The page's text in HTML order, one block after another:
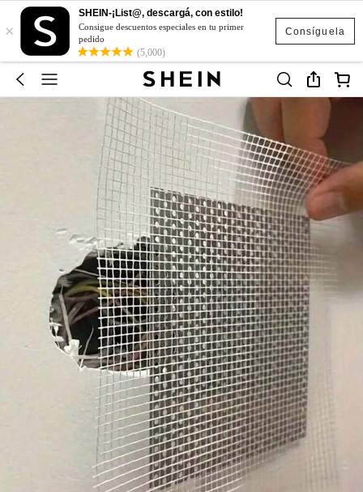
Consíguela
×
SHEIN-¡List@, descargá, con estilo!
Consigue descuentos especiales en tu primer
pedido
(5,000)